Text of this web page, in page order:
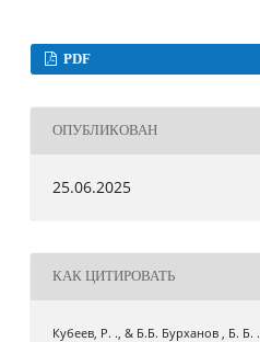
PDF
ОПУБЛИКОВАН
25.06.2025
КАК ЦИТИРОВАТЬ
Кубеев, Р. ., & Б.Б. Бурханов , Б. Б. .